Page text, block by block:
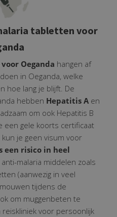
tabletten voor
Oeganda hangen af
in Oeganda, welke
hoe lang je blijft. De
hebben Hepatitis A en
om ook Hepatitis B
een gele koorts certificaat
je geen visum voor
een risico in heel
malaria middelen zoals
(aanwezig in veel
tijdens de
om muggenbeten te
voor persoonlijk